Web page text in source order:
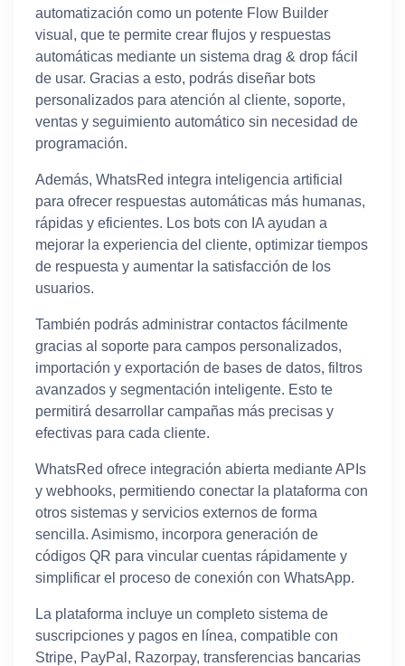
automatización como un potente Flow Builder
visual, que te permite crear flujos y respuestas
automáticas mediante un sistema drag & drop fácil
de usar. Gracias a esto, podrás diseñar bots
personalizados para atención al cliente, soporte,
ventas y seguimiento automático sin necesidad de
programación.
Además, WhatsRed integra inteligencia artificial
para ofrecer respuestas automáticas más humanas,
rápidas y eficientes. Los bots con IA ayudan a
mejorar la experiencia del cliente, optimizar tiempos
de respuesta y aumentar la satisfacción de los
usuarios.
También podrás administrar contactos fácilmente
gracias al soporte para campos personalizados,
importación y exportación de bases de datos, filtros
avanzados y segmentación inteligente. Esto te
permitirá desarrollar campañas más precisas y
efectivas para cada cliente.
WhatsRed ofrece integración abierta mediante APIs
y webhooks, permitiendo conectar la plataforma con
otros sistemas y servicios externos de forma
sencilla. Asimismo, incorpora generación de
códigos QR para vincular cuentas rápidamente y
simplificar el proceso de conexión con WhatsApp.
La plataforma incluye un completo sistema de
suscripciones y pagos en línea, compatible con
Stripe, PayPal, Razorpay, transferencias bancarias